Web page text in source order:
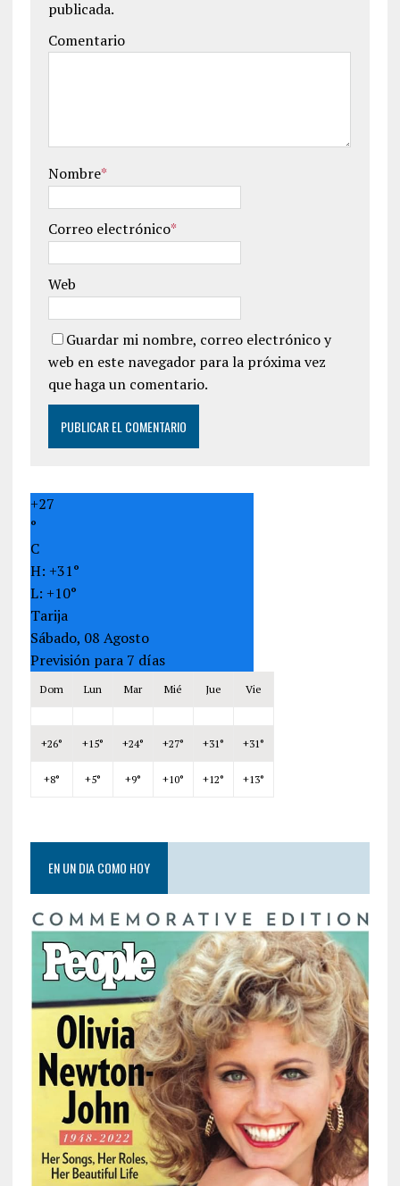
publicada.
Comentario
Nombre*
Correo electrónico*
Web
Guardar mi nombre, correo electrónico y
web en este navegador para la próxima vez
que haga un comentario.
+27
°
C
H: +31°
L: +10°
Tarija
Sábado, 08 Agosto
Previsión para 7 días
Dom Lun Mar Mié Jue Vie
+26° +15° +24° +27° +31° +31°
+8° +5° +9° +10° +12° +13°
EN UN DIA COMO HOY